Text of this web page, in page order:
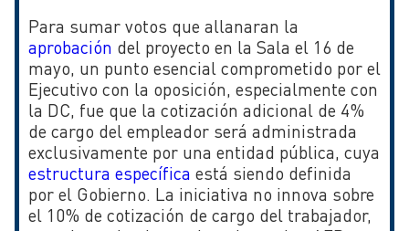
Para sumar votos que allanaran la
aprobación del proyecto en la Sala el 16 de
mayo, un punto esencial comprometido por el
Ejecutivo con la oposición, especialmente con
la DC, fue que la cotización adicional de 4%
de cargo del empleador será administrada
exclusivamente por una entidad pública, cuya
estructura específica está siendo definida
por el Gobierno. La iniciativa no innova sobre
el 10% de cotización de cargo del trabajador,